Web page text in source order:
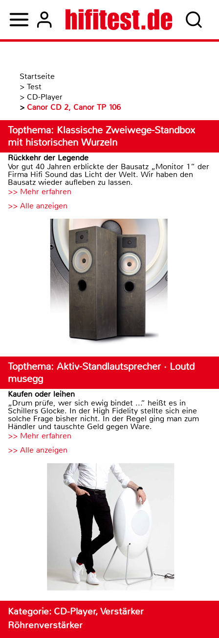
Startseite
> Test
> CD-Player
> Canor CD 2, Canor TP 106
Topthema: Klassische Zweiwege-Standbox
mit historischen Wurzeln
Rückkehr der Legende
Vor gut 40 Jahren erblickte der Bausatz „Monitor 1“ der
Firma Hifi Sound das Licht der Welt. Wir haben den
Bausatz wieder aufleben zu lassen.
>> Mehr erfahren
>> Alle anzeigen
Topthema: Aktiv-Standlautsprecher · Loutd
musegg
Kaufen oder leihen
„Drum prüfe, wer sich ewig bindet ...“ heißt es in
Schillers Glocke. In der High Fidelity stellte sich eine
solche Frage bisher nicht. In der Regel ging man zum
Händler und tauschte Geld gegen Ware.
>> Mehr erfahren
>> Alle anzeigen
Kategorie: CD-Player, Verstärker
Röhrenverstärker